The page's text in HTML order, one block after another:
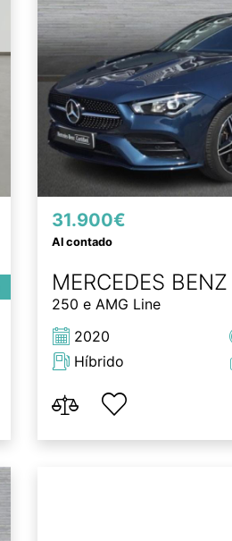
31.900€
Al contado
MERCEDES BENZ
250 e AMG Line
2020
Híbrido